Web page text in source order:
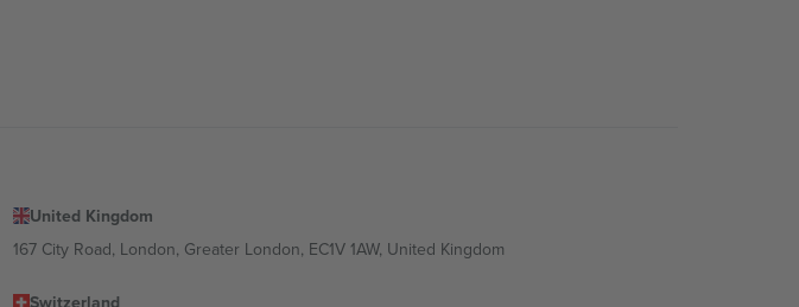
United Kingdom
167 City Road, London, Greater London, EC1V 1AW, United Kingdom
Switzerland